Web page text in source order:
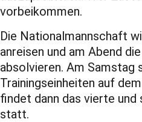
vorbeikommen.
Die Nationalmannschaft
anreisen und am Abend
absolvieren. Am Samstag
Trainingseinheiten auf
findet dann das vierte
statt.